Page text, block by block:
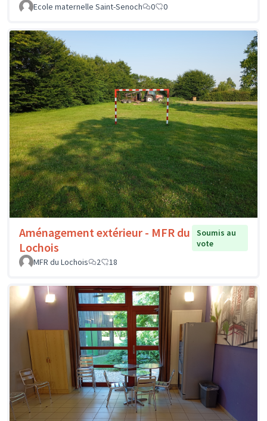
Ecole maternelle Saint-Senoch
0 0
Aménagement extérieur - MFR du
Lochois
Soumis au
vote
MFR du Lochois
2 18